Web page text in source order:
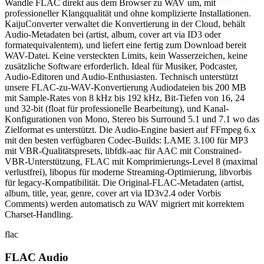
Wandle FLAC direkt aus dem Browser zu WAV um, mit
professioneller Klangqualität und ohne komplizierte Installationen.
KaijuConverter verwaltet die Konvertierung in der Cloud, behält
Audio-Metadaten bei (artist, album, cover art via ID3 oder
formatequivalentem), und liefert eine fertig zum Download bereit
WAV-Datei. Keine versteckten Limits, kein Wasserzeichen, keine
zusätzliche Software erforderlich. Ideal für Musiker, Podcaster,
Audio-Editoren und Audio-Enthusiasten. Technisch unterstützt
unsere FLAC-zu-WAV-Konvertierung Audiodateien bis 200 MB
mit Sample-Rates von 8 kHz bis 192 kHz, Bit-Tiefen von 16, 24
und 32-bit (float für professionelle Bearbeitung), und Kanal-
Konfigurationen von Mono, Stereo bis Surround 5.1 und 7.1 wo das
Zielformat es unterstützt. Die Audio-Engine basiert auf FFmpeg 6.x
mit den besten verfügbaren Codec-Builds: LAME 3.100 für MP3
mit VBR-Qualitätspresets, libfdk-aac für AAC mit Constrained-
VBR-Unterstützung, FLAC mit Komprimierungs-Level 8 (maximal
verlustfrei), libopus für moderne Streaming-Optimierung, libvorbis
für legacy-Kompatibilität. Die Original-FLAC-Metadaten (artist,
album, title, year, genre, cover art via ID3v2.4 oder Vorbis
Comments) werden automatisch zu WAV migriert mit korrektem
Charset-Handling.
flac
FLAC Audio